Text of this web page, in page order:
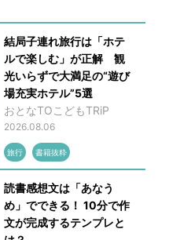
結局子連れ旅行は「ホテ
ルで楽しむ」が正解 観
光いらずで大満足の“遊び
場充実ホテル”5選
おとなTOこどもTRiP
2026.08.06
旅行 書籍抜粋
読書感想文は「あなう
め」でできる！ 10分で作
文が完成するテンプレと